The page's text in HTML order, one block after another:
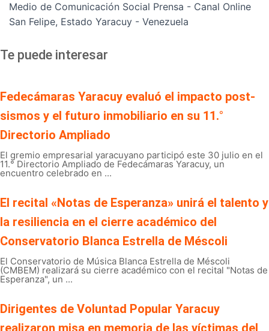
Medio de Comunicación Social Prensa - Canal Online
San Felipe, Estado Yaracuy - Venezuela
Te puede interesar
Fedecámaras Yaracuy evaluó el impacto post-
sismos y el futuro inmobiliario en su 11.°
Directorio Ampliado
El gremio empresarial yaracuyano participó este 30 julio en el
11.° Directorio Ampliado de Fedecámaras Yaracuy, un
encuentro celebrado en ...
El recital «Notas de Esperanza» unirá el talento y
la resiliencia en el cierre académico del
Conservatorio Blanca Estrella de Méscoli
El Conservatorio de Música Blanca Estrella de Méscoli
(CMBEM) realizará su cierre académico con el recital "Notas de
Esperanza", un ...
Dirigentes de Voluntad Popular Yaracuy
realizaron misa en memoria de las víctimas del